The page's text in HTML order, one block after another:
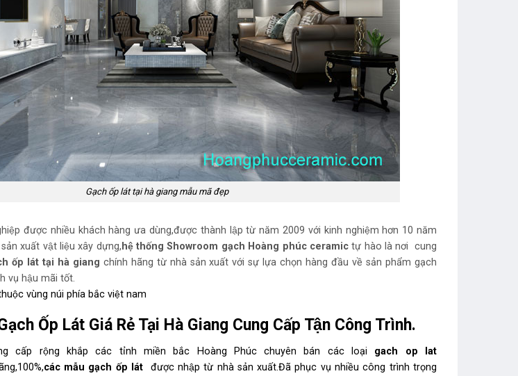
Gạch ốp lát tại hà giang mẫu mã đẹp
được nhiều khách hàng ưa dùng,được thành lập từ năm 2009 với kinh nghiệm hơn 10 năm
xuất vật liệu xây dựng, hệ thống Showroom gạch Hoàng phúc ceramictự hào là nơi cung
ốp lát tại hàgiang chính hãng từ nhà sản xuất với sự lựa chọn hàng đầu về sản phẩm gạch
vụ hậu mãi tốt.
vùng núi phía bắc việt nam
Ốp Lát Giá Rẻ Tại Hà Giang Cung Cấp Tận Công Trình.
cấp rộng khắp các tỉnh miền bắc Hoàng Phúc chuyên bán các loại gach op lat
các mẫu gạch ốp lát được nhập từ nhà sản xuất.Đã phục vụ nhiều công trình trọng